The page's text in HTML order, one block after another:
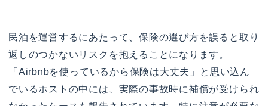
民泊を運営するにあたって、保険の選び方を誤ると取り
返しのつかないリスクを抱えることになります。
「Airbnbを使っているから保険は大丈夫」と思い込ん
でいるホストの中には、実際の事故時に補償が受けられ